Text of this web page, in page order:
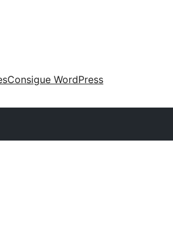
Consigue WordPress